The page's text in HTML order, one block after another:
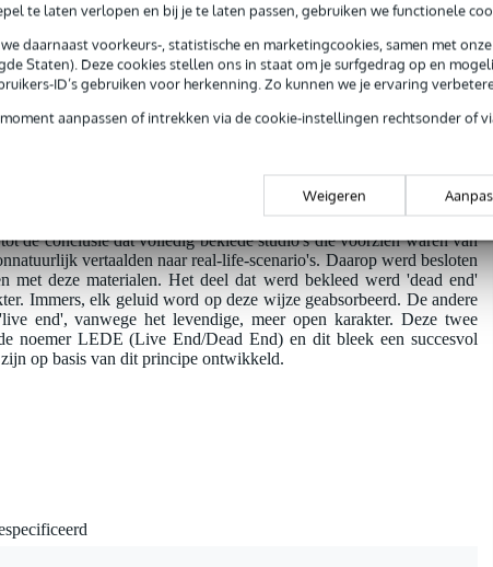
te laten verlopen en bij je te laten passen, gebruiken we functionele
daarnaast voorkeurs-, statistische en marketingcookies, samen met
Staten). Deze cookies stellen ons in staat om je surfgedrag op en
ID’s gebruiken voor herkenning. Zo kunnen we je ervaring
aanpassen of intrekken via de cookie-instellingen rechtsonder of
Weigeren
esthetisch
hoogwaardige panelen met een hoge dichtheid die bestaan uit
dat flutter, echo's en standing waves uitstekend worden
hebben ze een absorptiewaarde die vijf maal hoger ligt dan de
minder panelen! Daarbij wordt een absorptiecurve
gelijk blijft. U kunt naast het gebruik van de Primacoustic
de conclusie dat volledig beklede studio's die voorzien waren van
vertaalden naar real-life-scenario's. Daarop werd besloten
met deze materialen. Het deel dat werd bekleed werd 'dead end'
Immers, elk geluid word op deze wijze geabsorbeerd. De andere
end', vanwege het levendige, meer open karakter. Deze twee
noemer LEDE (Live End/Dead End) en dit bleek een succesvol
op basis van dit principe ontwikkeld.